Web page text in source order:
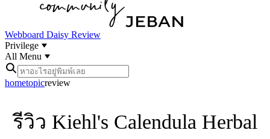
Webboard Daisy Review
Privilege
All Menu
hometopicreview
รีวิว Kiehl's Calendula Herbal